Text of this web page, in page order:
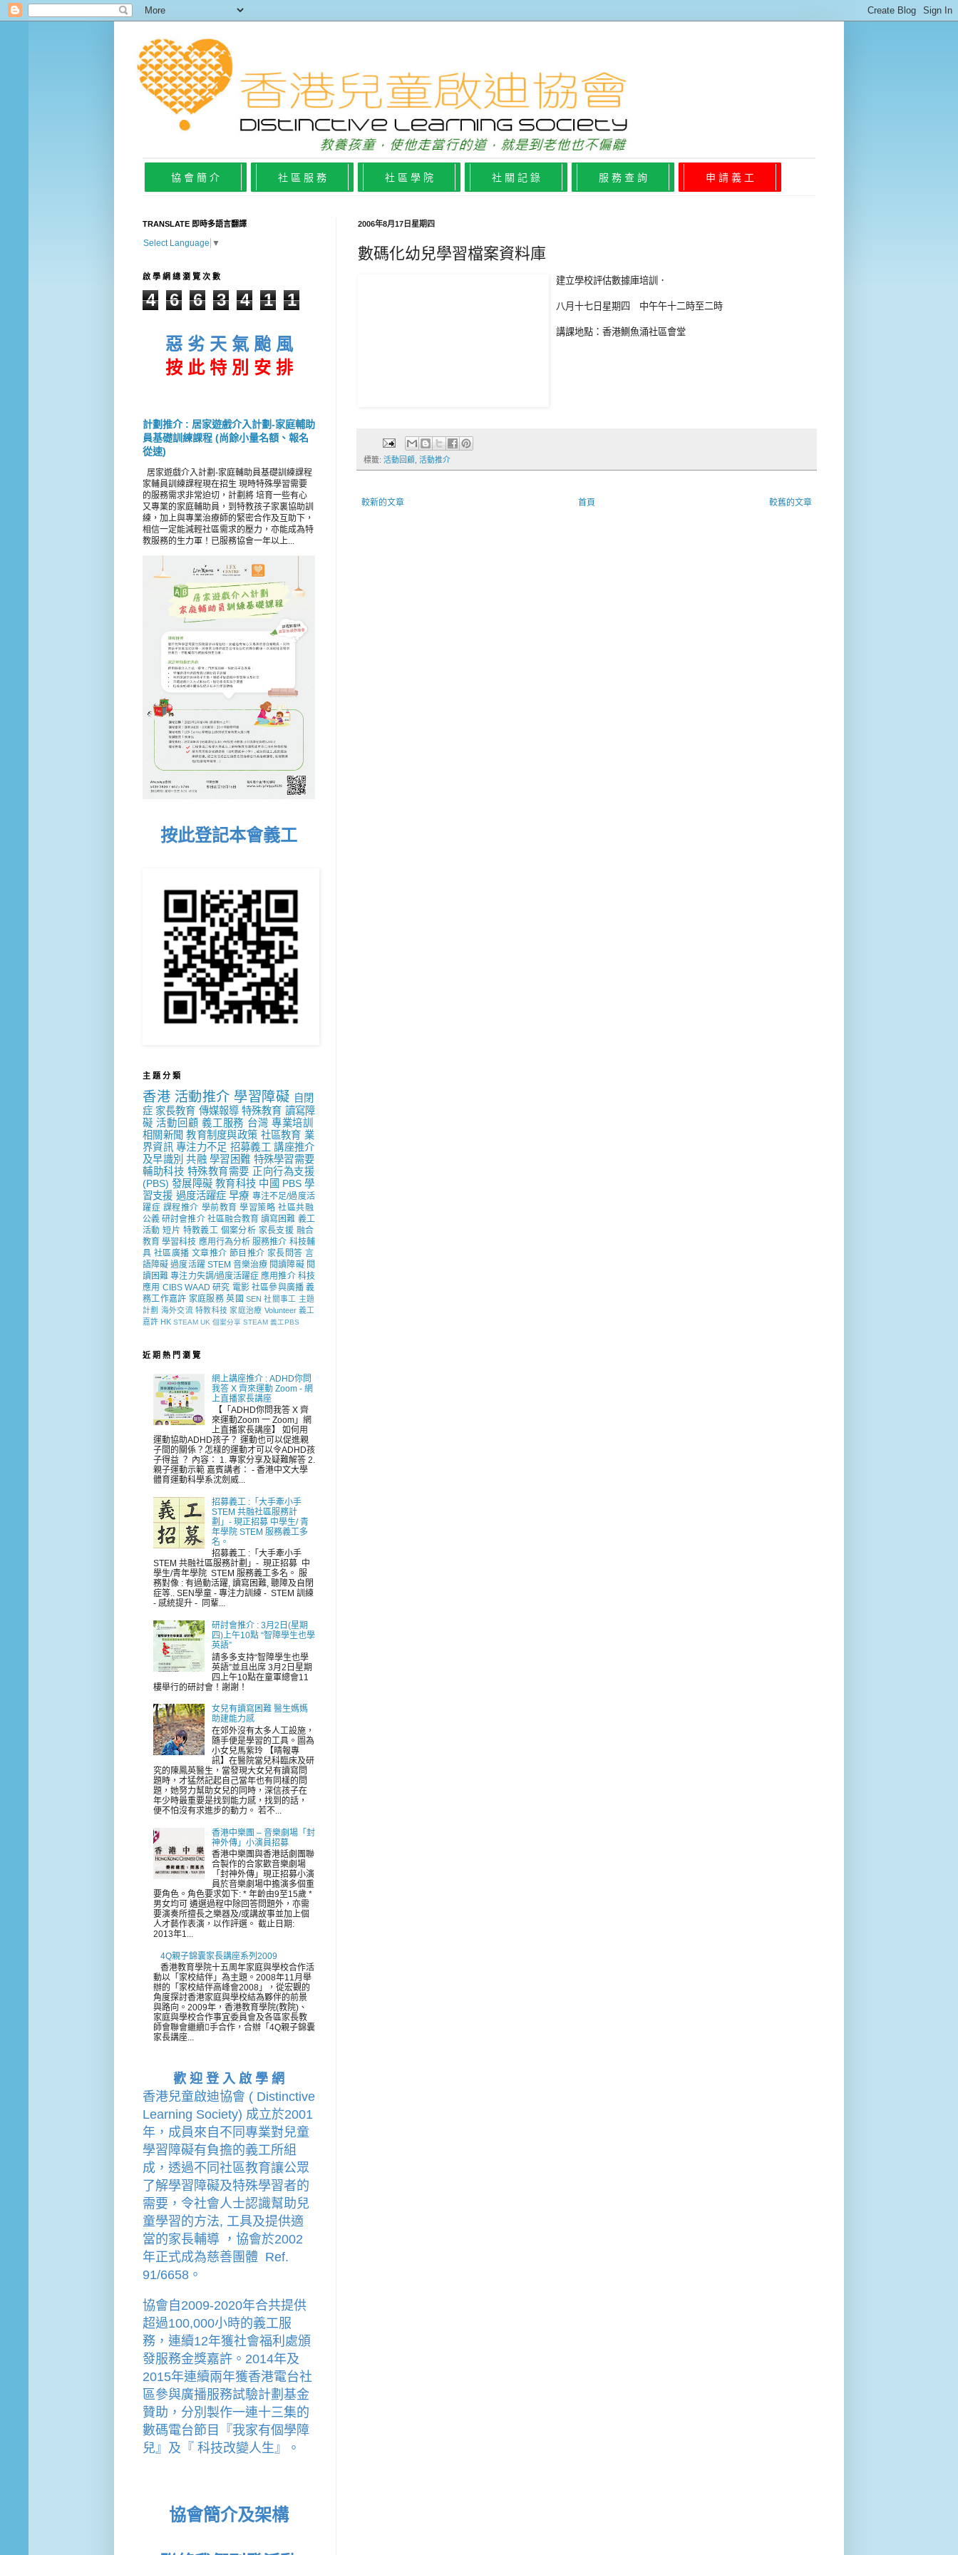
協 會 簡 介 社 區 服 務 社 區 學 院 社 關 記 錄 服 務 查 詢 申 請 義 工
2006年8月17日星期四
數碼化幼兒學習檔案資料庫
建立學校評估數據庫培訓．
八月十七日星期四 中午午十二時至二時
講課地點：香港鰂魚涌社區會堂
標籤: 活動回顧 活動推介
較新的文章 較舊的文章
首頁
TRANSLATE 即時多語言翻譯
Select Language ▼
啟 學 網 總 瀏 覽 次 數
4 6 6 3 4 1 1
惡 劣 天 氣 颱 風
按 此 特 別 安 排
計劃推介 : 居家遊戲介入計劃-家庭輔助
員基礎訓練課程 (尚餘小量名額、報名
從速)
居家遊戲介入計劃-家庭輔助員基礎訓練課程
家輔員訓練課程現在招生 現時特殊學習需要
的服務需求非常迫切，計劃將 培育一些有心
又專業的家庭輔助員，到特教孩子家裏協助訓
練，加上與專業治療師的緊密合作及互助下，
相信一定能減輕社區需求的壓力，亦能成為特
教服務的生力軍！已服務協會一年以上...
按此登記本會義工
主 題 分 類
香港 活動推介 學習障礙 自閉
症 家長教育 傳媒報導 特殊教育 讀寫障
礙 活動回顧 義工服務 台灣 專業培訓
相關新聞 教育制度與政策 社區教育 業
界資訊 專注力不足 招募義工 講座推介
及早識別 共融 學習困難 特殊學習需要
輔助科技 特殊教育需要 正向行為支援
(PBS) 發展障礙 教育科技 中國 PBS 學
習支援 過度活躍症 早療 專注不足/過度活
躍症 課程推介 學前教育 學習策略 社區共融
公義 研討會推介 社區融合教育 讀寫困難 義工
活動 短片 特教義工 個案分析 家長支援 融合
教育 學習科技 應用行為分析 服務推介 科技輔
具 社區廣播 文章推介 節目推介 家長問答 言
語障礙 過度活躍 STEM 音樂治療 閱讀障礙 閱
讀困難 專注力失調/過度活躍症 應用推介 科技
應用 CIBS WAAD 研究 電影 社區參與廣播 義
務工作嘉許 家庭服務 英國 SEN 社關事工 主題
計劃 海外交流 特教科技 家庭治療 Volunteer 義工
嘉許 HK STEAM UK 個案分享 STEAM 義工PBS
近 期 熱 門 瀏 覽
網上講座推介 : ADHD你問
我答 X 齊來運動 Zoom - 網
上直播家長講座
【「ADHD你問我答 X 齊
來運動Zoom 一 Zoom」網
上直播家長講座】 如何用
運動協助ADHD孩子？ 運動也可以促進親
子間的關係？怎樣的運動才可以令ADHD孩
子得益 ？ 內容： 1. 專家分享及疑難解答 2.
親子運動示範 嘉賓講者： - 香港中文大學
體育運動科學系沈劍威...
招募義工 :「大手牽小手
STEM 共融社區服務計
劃」- 現正招募 中學生/ 青
年學院 STEM 服務義工多
名。
招募義工 :「大手牽小手
STEM 共融社區服務計劃」- 現正招募 中
學生/青年學院 STEM 服務義工多名。 服
務對像 : 有過動活躍, 讀寫困難, 聽障及自閉
症等.. SEN學童 - 專注力訓練 - STEM 訓練
- 感統提升 - 同輩...
研討會推介 : 3月2日(星期
四)上午10點 “智障學生也學
英語”
請多多支持“智障學生也學
英語”並且出席 3月2日星期
四上午10點在童軍總會11
樓舉行的研討會！謝謝！
女兒有讀寫困難 醫生媽媽
助建能力感
在郊外沒有太多人工設施，
隨手便是學習的工具。圖為
小女兒馬紫玲 【晴報專
訊】在醫院當兒科臨床及研
究的陳鳳英醫生，當發現大女兒有讀寫問
題時，才猛然記起自己當年也有同樣的問
題，她努力幫助女兒的同時，深信孩子在
年少時最重要是找到能力感，找到的話，
便不怕沒有求進步的動力。 若不...
香港中樂團 – 音樂劇場「封
神外傳」小演員招募
香港中樂團與香港話劇團聯
合製作的合家歡音樂劇場
「封神外傳」現正招募小演
員於音樂劇場中擔演多個重
要角色。角色要求如下: * 年齡由9至15歲 *
男女均可 遴選過程中除回答問題外，亦需
要演奏所擅長之樂器及/或講故事並加上個
人才藝作表演，以作評選。 截止日期:
2013年1...
4Q親子錦囊家長講座系列2009
香港教育學院十五周年家庭與學校合作活
動以「家校結伴」為主題。2008年11月舉
辦的「家校結伴高峰會2008」，從宏觀的
角度探討香港家庭與學校結為夥伴的前景
與路向。2009年，香港教育學院(教院)、
家庭與學校合作事宜委員會及各區家長教
師會聯會繼續手合作，合辦「4Q親子錦囊
家長講座...
歡 迎 登 入 啟 學 網
香港兒童啟迪協會 ( Distinctive
Learning Society) 成立於2001
年，成員來自不同專業對兒童
學習障礙有負擔的義工所組
成，透過不同社區教育讓公眾
了解學習障礙及特殊學習者的
需要，令社會人士認識幫助兒
童學習的方法, 工具及提供適
當的家長輔導
， 協會於2002
年正式成為慈善團體  Ref.
91/6658。
協會 自2009-2020年合共提供
超過100,000小時的義工服
務，連續12年獲社會福利處頒
發服務金獎嘉許。 2014年及
2015年連續兩年獲香港電台社
區參與廣播服務試驗計劃基金
贊助，分別製作一連十三集的
數碼電台節目『我家有個學障
兒』及『 科技改變人生』。
協會簡介及架構